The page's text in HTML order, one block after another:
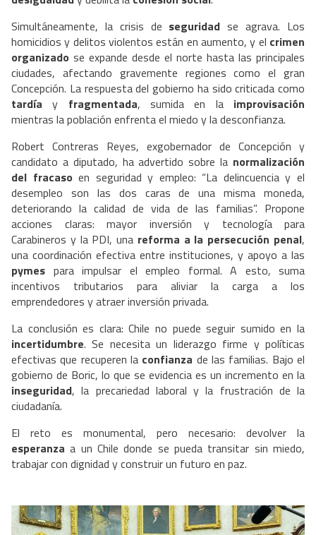
Simultáneamente, la crisis de seguridad se agrava. Los
homicidios y delitos violentos están en aumento, y el crimen
organizado se expande desde el norte hasta las principales
ciudades, afectando gravemente regiones como el gran
Concepción. La respuesta del gobierno ha sido criticada como
tardía y fragmentada, sumida en la improvisación
mientras la población enfrenta el miedo y la desconfianza.
Robert Contreras Reyes, exgobernador de Concepción y
candidato a diputado, ha advertido sobre la normalización
del fracaso en seguridad y empleo: “La delincuencia y el
desempleo son las dos caras de una misma moneda,
deteriorando la calidad de vida de las familias”. Propone
acciones claras: mayor inversión y tecnología para
Carabineros y la PDI, una reforma a la persecución penal,
una coordinación efectiva entre instituciones, y apoyo a las
pymes para impulsar el empleo formal. A esto, suma
incentivos tributarios para aliviar la carga a los
emprendedores y atraer inversión privada.
La conclusión es clara: Chile no puede seguir sumido en la
incertidumbre. Se necesita un liderazgo firme y políticas
efectivas que recuperen la confianza de las familias. Bajo el
gobierno de Boric, lo que se evidencia es un incremento en la
inseguridad, la precariedad laboral y la frustración de la
ciudadanía.
El reto es monumental, pero necesario: devolver la
esperanza a un Chile donde se pueda transitar sin miedo,
trabajar con dignidad y construir un futuro en paz.